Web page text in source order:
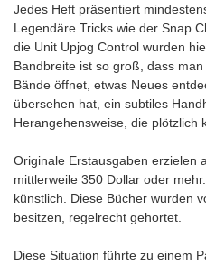
Jedes Heft präsentiert
Legendäre Tricks wie der Snap
die Unit Upjog Control wurden
Bandbreite ist so groß, dass
Bände öffnet, etwas Neues
übersehen hat, ein subtiles
Herangehensweise, die plötzlich
Originale Erstausgaben erzielen
mittlerweile 350 Dollar oder
künstlich. Diese Bücher wurden
besitzen, regelrecht gehortet.
Diese Situation führte zu einem